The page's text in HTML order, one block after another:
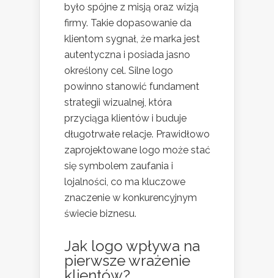
było spójne z misją oraz wizją
firmy. Takie dopasowanie da
klientom sygnał, że marka jest
autentyczna i posiada jasno
określony cel. Silne logo
powinno stanowić fundament
strategii wizualnej, która
przyciąga klientów i buduje
długotrwałe relacje. Prawidłowo
zaprojektowane logo może stać
się symbolem zaufania i
lojalności, co ma kluczowe
znaczenie w konkurencyjnym
świecie biznesu.
Jak logo wpływa na
pierwsze wrażenie